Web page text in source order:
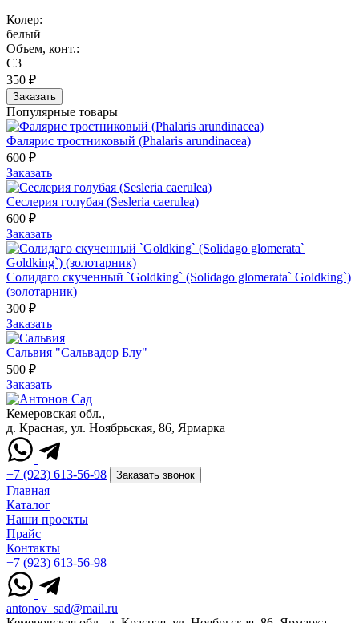
Колер:
белый
Объем, конт.:
С3
350 ₽
Заказать
Популярные товары
Фалярис тростниковый (Phalaris arundinacea)
600 ₽
Заказать
Сеслерия голубая (Sesleria caerulea)
600 ₽
Заказать
Солидаго скученный `Goldking` (Solidago glomerata` Goldking`)
(золотарник)
300 ₽
Заказать
Сальвия "Сальвадор Блу"
500 ₽
Заказать
Кемеровская обл.,
д. Красная, ул. Ноябрьская, 86, Ярмарка
+7 (923) 613-56-98 Заказать звонок
Главная
Каталог
Наши проекты
Прайс
Контакты
+7 (923) 613-56-98
antonov_sad@mail.ru